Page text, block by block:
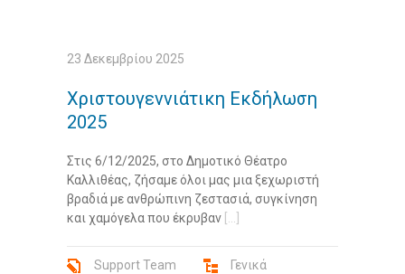
23 Δεκεμβρίου 2025
Χριστουγεννιάτικη Εκδήλωση
2025
Στις 6/12/2025, στο Δημοτικό Θέατρο
Καλλιθέας, ζήσαμε όλοι μας μια ξεχωριστή
βραδιά με ανθρώπινη ζεστασιά, συγκίνηση
και χαμόγελα που έκρυβαν
Support Team Γενικά